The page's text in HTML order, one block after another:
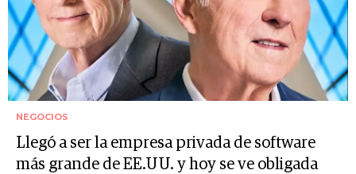
NEGOCIOS
Llegó a ser la empresa privada de software
más grande de EE.UU. y hoy se ve obligada